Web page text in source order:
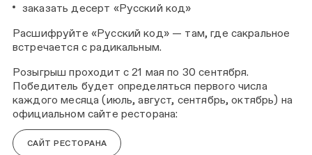
заказать десерт «Русский код»
Расшифруйте «Русский код» — там, где сакральное
встречается с радикальным.
Розыгрыш проходит с 21 мая по 30 сентября.
Победитель будет определяться первого числа
каждого месяца (июль, август, сентябрь, октябрь) на
официальном сайте ресторана:
САЙТ РЕСТОРАНА